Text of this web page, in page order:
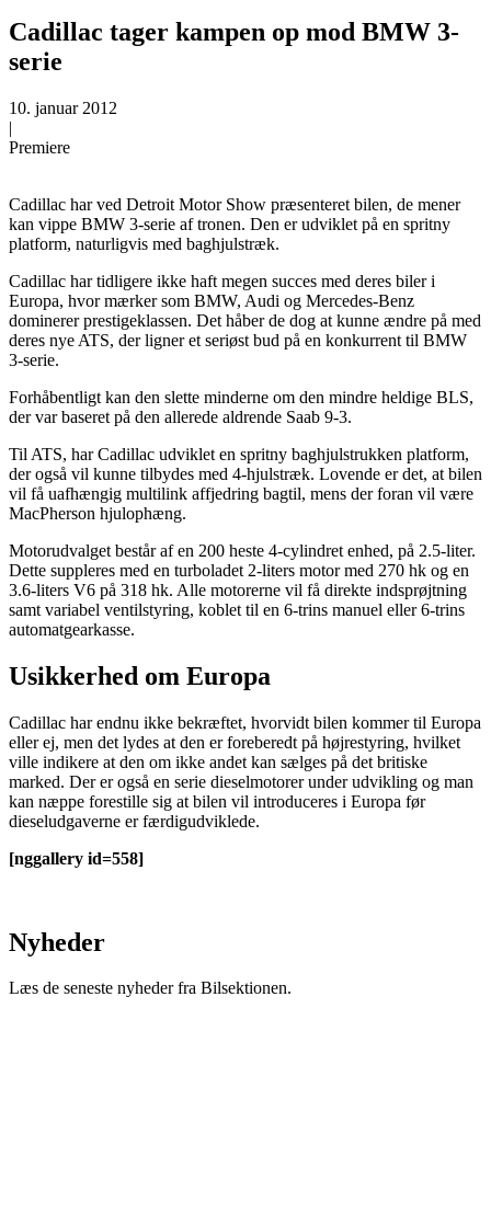
Cadillac tager kampen op mod BMW 3-
serie
10. januar 2012
|
Premiere
Cadillac har ved Detroit Motor Show præsenteret bilen, de mener
kan vippe BMW 3-serie af tronen. Den er udviklet på en spritny
platform, naturligvis med baghjulstræk.
Cadillac har tidligere ikke haft megen succes med deres biler i
Europa, hvor mærker som BMW, Audi og Mercedes-Benz
dominerer prestigeklassen. Det håber de dog at kunne ændre på med
deres nye ATS, der ligner et seriøst bud på en konkurrent til BMW
3-serie.
Forhåbentligt kan den slette minderne om den mindre heldige BLS,
der var baseret på den allerede aldrende Saab 9-3.
Til ATS, har Cadillac udviklet en spritny baghjulstrukken platform,
der også vil kunne tilbydes med 4-hjulstræk. Lovende er det, at bilen
vil få uafhængig multilink affjedring bagtil, mens der foran vil være
MacPherson hjulophæng.
Motorudvalget består af en 200 heste 4-cylindret enhed, på 2.5-liter.
Dette suppleres med en turboladet 2-liters motor med 270 hk og en
3.6-liters V6 på 318 hk. Alle motorerne vil få direkte indsprøjtning
samt variabel ventilstyring, koblet til en 6-trins manuel eller 6-trins
automatgearkasse.
Usikkerhed om Europa
Cadillac har endnu ikke bekræftet, hvorvidt bilen kommer til Europa
eller ej, men det lydes at den er foreberedt på højrestyring, hvilket
ville indikere at den om ikke andet kan sælges på det britiske
marked. Der er også en serie dieselmotorer under udvikling og man
kan næppe forestille sig at bilen vil introduceres i Europa før
dieseludgaverne er færdigudviklede.
[nggallery id=558]
Nyheder
Læs de seneste nyheder fra Bilsektionen.